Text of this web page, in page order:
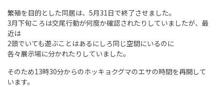
繁殖を目的とした同居は、5月31日で終了させました。
3月下旬ころは交尾行動が何度か確認されたりしていましたが、最
近は
2頭でいても遊ぶことはあるにしろ同じ空間にいるのに
各々展示場に分かれたりしていました。
そのため13時30分からのホッキョクグマのエサの時間を再開して
います。